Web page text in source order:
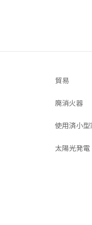
貿易
廃消火器
使用済小型
太陽光発電